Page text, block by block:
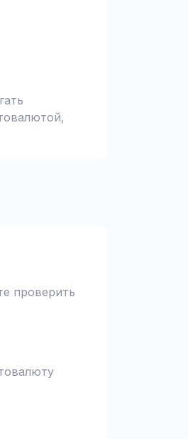
проверить